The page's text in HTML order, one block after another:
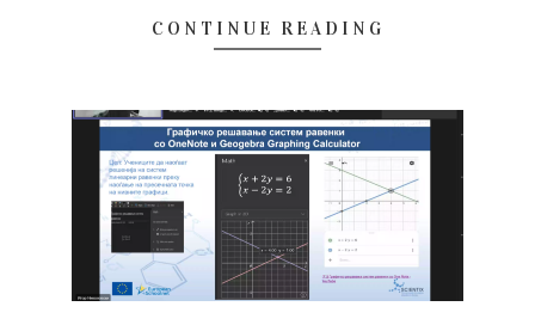
CONTINUE READING